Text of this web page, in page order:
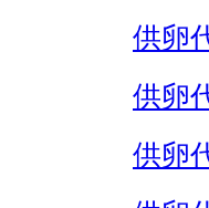
供卵
供卵
供卵